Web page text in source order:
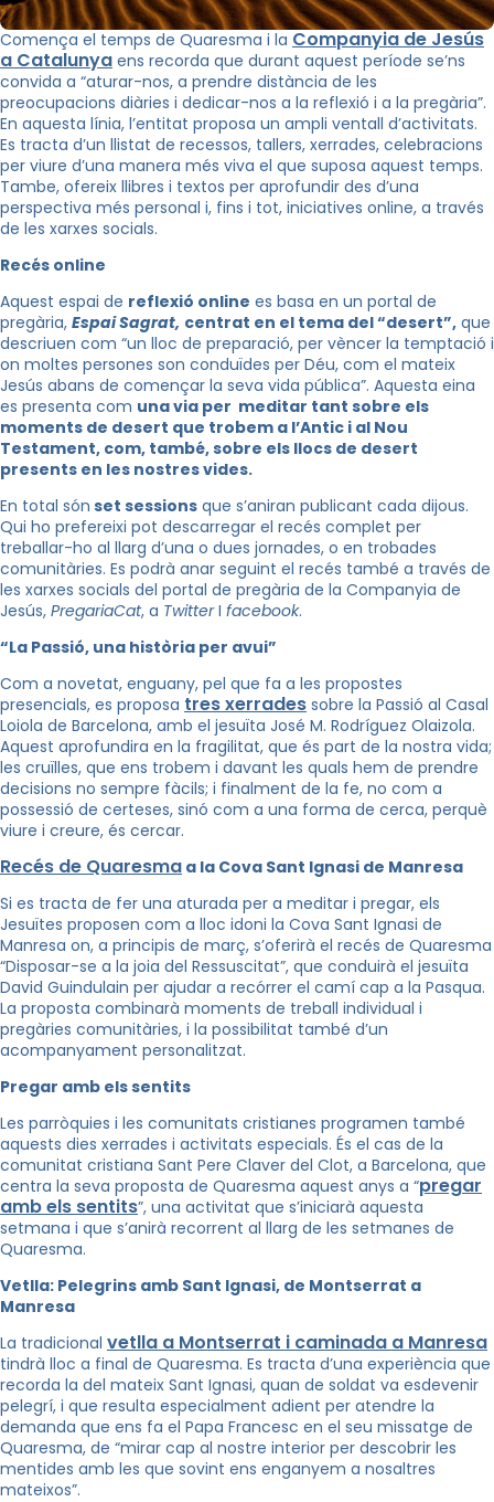
Comença el temps de Quaresma i la Companyia de Jesús
a Catalunya ens recorda que durant aquest període se’ns
convida a “aturar-nos, a prendre distància de les
preocupacions diàries i dedicar-nos a la reflexió i a la pregària”.
En aquesta línia, l’entitat proposa un ampli ventall d’activitats.
Es tracta d’un llistat de recessos, tallers, xerrades, celebracions
per viure d’una manera més viva el que suposa aquest temps.
Tambe, ofereix llibres i textos per aprofundir des d’una
perspectiva més personal i, fins i tot, iniciatives online, a través
de les xarxes socials.
Recés online
Aquest espai de reflexió online es basa en un portal de
pregària, Espai Sagrat, centrat en el tema del “desert”, que
descriuen com “un lloc de preparació, per vèncer la temptació i
on moltes persones son conduïdes per Déu, com el mateix
Jesús abans de començar la seva vida pública”. Aquesta eina
es presenta com una via per meditar tant sobre els
moments de desert que trobem a l’Antic i al Nou
Testament, com, també, sobre els llocs de desert
presents en les nostres vides.
En total són set sessions que s’aniran publicant cada dijous.
Qui ho prefereixi pot descarregar el recés complet per
treballar-ho al llarg d’una o dues jornades, o en trobades
comunitàries. Es podrà anar seguint el recés també a través de
les xarxes socials del portal de pregària de la Companyia de
Jesús, PregariaCat, a TwitterI facebook.
“La Passió, una història per avui”
Com a novetat, enguany, pel que fa a les propostes
presencials, es proposa tresxerrades sobre la Passió al Casal
Loiola de Barcelona, amb el jesuïta José M. Rodríguez Olaizola.
Aquest aprofundira en la fragilitat, que és part de la nostra vida;
les cruïlles, que ens trobem i davant les quals hem de prendre
decisions no sempre fàcils; i finalment de la fe, no com a
possessió de certeses, sinó com a una forma de cerca, perquè
viure i creure, és cercar.
Recés de Quaresma a la Cova Sant Ignasi de Manresa
Si es tracta de fer una aturada per a meditar i pregar, els
Jesuïtes proposen com a lloc idoni la Cova Sant Ignasi de
Manresa on, a principis de març, s’oferirà el recés de Quaresma
“Disposar-se a la joia del Ressuscitat”, que conduirà el jesuïta
David Guindulain per ajudar a recórrer el camí cap a la Pasqua.
La proposta combinarà moments de treball individual i
pregàries comunitàries, i la possibilitat també d’un
acompanyament personalitzat.
Pregar amb els sentits
Les parròquies i les comunitats cristianes programen també
aquests dies xerrades i activitats especials. És el cas de la
comunitat cristiana Sant Pere Claver del Clot, a Barcelona, que
centra la seva proposta de Quaresma aquest anys a “pregar
amb els sentits”, una activitat que s’iniciarà aquesta
setmana i que s’anirà recorrent al llarg de les setmanes de
Quaresma.
Vetlla: Pelegrins amb Sant Ignasi, de Montserrat a
Manresa
La tradicional vetlla a Montserrat i caminada a Manresa
tindrà lloc a final de Quaresma. Es tracta d’una experiència que
recorda la del mateix Sant Ignasi, quan de soldat va esdevenir
pelegrí, i que resulta especialment adient per atendre la
demanda que ens fa el Papa Francesc en el seu missatge de
Quaresma, de “mirar cap al nostre interior per descobrir les
mentides amb les que sovint ens enganyem a nosaltres
mateixos”.